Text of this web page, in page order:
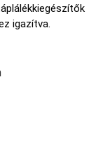
igazítva.